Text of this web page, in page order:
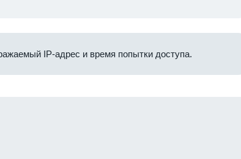
IP-адрес и время попытки доступа.